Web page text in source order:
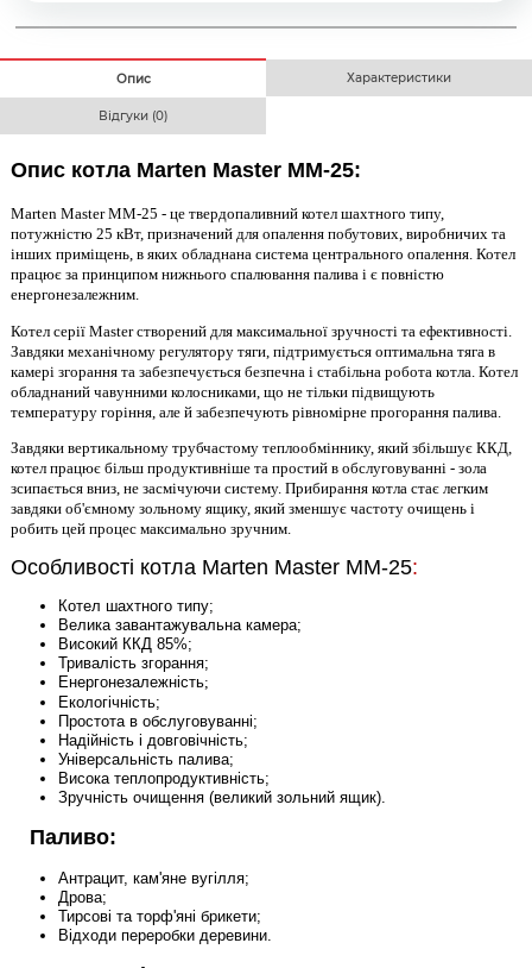
Опис Характеристики
Відгуки (0)
Опис котла Marten Master MM-25:
Marten Master MM-25 - це твердопаливний котел шахтного типу,
потужністю 25 кВт, призначений для опалення побутових, виробничих та
інших приміщень, в яких обладнана система центрального опалення. Котел
працює за принципом нижнього спалювання палива і є повністю
енергонезалежним.
Котел серії Master створений для максимальної зручності та ефективності.
Завдяки механічному регулятору тяги, підтримується оптимальна тяга в
камері згорання та забезпечується безпечна і стабільна робота котла. Котел
обладнаний чавунними колосниками, що не тільки підвищують
температуру горіння, але й забезпечують рівномірне прогорання палива.
Завдяки вертикальному трубчастому теплообміннику, який збільшує ККД,
котел працює більш продуктивніше та простий в обслуговуванні - зола
зсипається вниз, не засмічуючи систему. Прибирання котла стає легким
завдяки об'ємному зольному ящику, який зменшує частоту очищень і
робить цей процес максимально зручним.
Особливості котла Marten Master MM-25:
Котел шахтного типу;
Велика завантажувальна камера;
Високий ККД 85%;
Тривалість згорання;
Енергонезалежність;
Екологічність;
Простота в обслуговуванні;
Надійність і довговічність;
Універсальність палива;
Висока теплопродуктивність;
Зручність очищення (великий зольний ящик).
Паливо:
Антрацит, кам'яне вугілля;
Дрова;
Тирсові та торф'яні брикети;
Відходи переробки деревини.